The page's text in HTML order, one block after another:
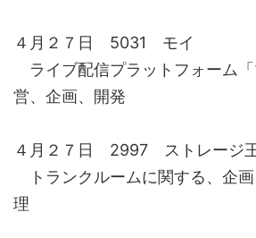
４月２７日 5031 モイ
ライブ配信プラットフォーム
営、企画、開発
４月２７日 2997 ストレージ
トランクルームに関する、企
理